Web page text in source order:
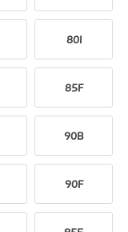
80I
85F
90B
90F